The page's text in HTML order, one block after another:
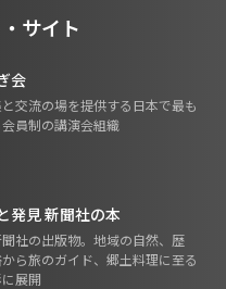
サイト
会
交流の場を提供する日本で最も
員制の講演会組織
発見 新聞社の本
社の出版物。地域の自然、歴
ら旅のガイド、郷土料理に至る
展開